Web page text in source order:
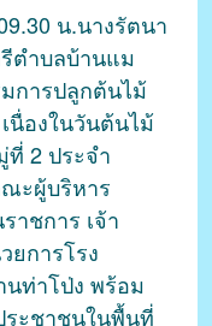
น.นางรัตนา
ตำบลบ้านแม
มการปลูกต้นไม้
นื่องในวันต้นไม้
2 ประจำ
ะผู้บริหาร
าชการ เจ้า
ยการโรง
ท่าโป่ง พร้อม
ะชาชนในพื้นที่